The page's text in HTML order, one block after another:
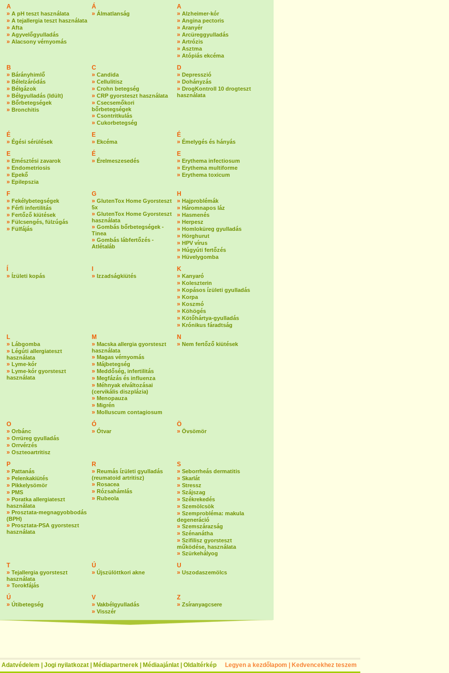
A
» A pH teszt használata
» A tejallergia teszt használata
» Afta
» Agyvelőgyulladás
» Alacsony vérnyomás
Á
» Álmatlanság
A
» Alzheimer-kór
» Angina pectoris
» Aranyér
» Arcüreggyulladás
» Artrózis
» Asztma
» Atópiás ekcéma
B
» Bárányhimlő
» Bélelzáródás
» Bélgázok
» Bélgyulladás (Idült)
» Bőrbetegségek
» Bronchitis
C
» Candida
» Cellulitisz
» Crohn betegség
» CRP gyorsteszt használata
» Csecsemőkori
bőrbetegségek
» Csontritkulás
» Cukorbetegség
D
» Depresszió
» Dohányzás
» DrogKontroll 10 drogteszt
használata
É
» Égési sérülések
E
» Ekcéma
É
» Émelygés és hányás
E
» Emésztési zavarok
» Endometriosis
» Epekő
» Epilepszia
É
» Érelmeszesedés
E
» Erythema infectiosum
» Erythema multiforme
» Erythema toxicum
F
» Fekélybetegségek
» Férfi infertilitás
» Fertőző kiütések
» Fülcsengés, fülzúgás
» Fülfájás
G
» GlutenTox Home Gyorsteszt
5x
» GlutenTox Home Gyorsteszt
használata
» Gombás bőrbetegségek -
Tinea
» Gombás lábfertőzés -
Atlétaláb
H
» Hajproblémák
» Háromnapos láz
» Hasmenés
» Herpesz
» Homloküreg gyulladás
» Hörghurut
» HPV vírus
» Húgyúti fertőzés
» Hüvelygomba
» Ízületi kopás
» Izzadságkiütés
K
» Kanyaró
» Koleszterin
» Kopásos ízületi gyulladás
» Korpa
» Koszmó
» Köhögés
» Kötőhártya-gyulladás
» Krónikus fáradtság
L
» Lábgomba
» Légúti allergiateszt
használata
» Lyme-kór
» Lyme-kór gyorsteszt
használata
M
» Macska allergia gyorsteszt
használata
» Magas vérnyomás
» Májbetegség
» Meddőség, infertilitás
» Megfázás és influenza
» Méhnyak elváltozásai
(cervikális diszplázia)
» Menopauza
» Migrén
» Molluscum contagiosum
N
» Nem fertőző kiütések
O
» Orbánc
» Orrüreg gyulladás
» Orrvérzés
» Oszteoartritisz
Ó
» Ótvar
Ö
» Övsömör
P
» Pattanás
» Pelenkakiütés
» Pikkelysömör
» PMS
» Poratka allergiateszt
használata
» Prosztata-megnagyobbodás
(BPH)
» Prosztata-PSA gyorsteszt
használata
R
» Reumás ízületi gyulladás
(reumatoid artritisz)
» Rosacea
» Rózsahámlás
» Rubeola
S
» Seborrheás dermatitis
» Skarlát
» Stressz
» Szájszag
» Székrekedés
» Szemölcsök
» Szemprobléma: makula
degeneráció
» Szemszárazság
» Szénanátha
» Szifilisz gyorsteszt
működése, használata
» Szürkehályog
T
» Tejallergia gyorsteszt
használata
» Torokfájás
Ú
» Újszülöttkori akne
U
» Uszodaszemölcs
Ú
» Útibetegség
V
» Vakbélgyulladás
» Visszér
Z
» Zsíranyagcsere
Adatvédelem Jogi nyilatkozat Médiapartnerek Médiaajánlat Oldaltérkép Legyen a kezdőlapom Kedvencekhez teszem